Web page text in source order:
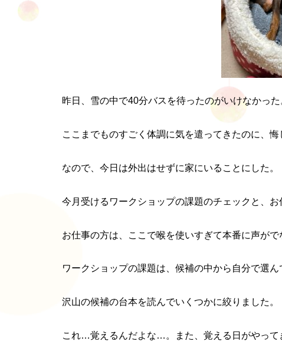
昨日、雪の中で40分バスを待ったのがいけなかっ
ここまでものすごく体調に気を遣ってきたのに、悔
なので、今日は外出はせずに家にいることにした。
今月受けるワークショップの課題のチェックと、お
お仕事の方は、ここで喉を使いすぎて本番に声が
ワークショップの課題は、候補の中から自分で選ん
沢山の候補の台本を読んでいくつかに絞りました。
これ…覚えるんだよな…。また、覚える日がやって